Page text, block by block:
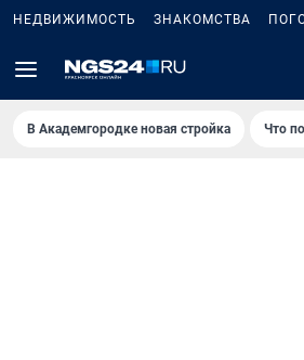
НЕДВИЖИМОСТЬ ЗНАКОМСТВА
В Академгородке новая стройка Что